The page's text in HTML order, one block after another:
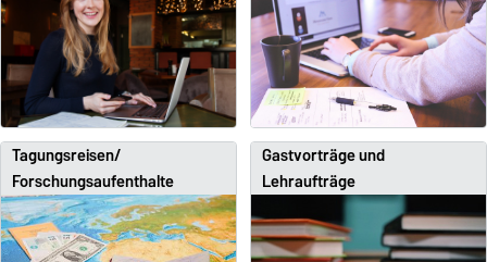
Tagungsreisen/
Forschungsaufenthalte
Gastvorträge und
Lehraufträge